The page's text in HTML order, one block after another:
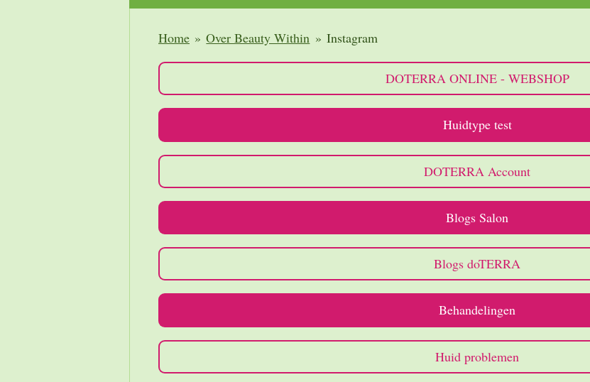
Home » Over Beauty Within » Instagram
DOTERRA ONLINE - WEBSHOP
Huidtype test
DOTERRA Account
Blogs Salon
Blogs doTERRA
Behandelingen
Huid problemen